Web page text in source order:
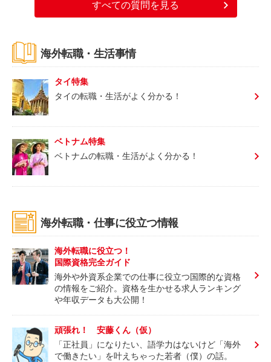
すべての質問を見る
海外転職・生活事情
タイ特集
タイの転職・生活がよく分かる！
ベトナム特集
ベトナムの転職・生活がよく分かる！
海外転職・仕事に役立つ情報
海外転職に役立つ！
国際資格完全ガイド
海外や外資系企業での仕事に役立つ国際的な資格
の情報をご紹介。資格を生かせる求人ランキング
や年収データも大公開！
頑張れ！ 安藤くん（仮）
「正社員」になりたい、語学力はないけど「海外
で働きたい」を叶えちゃった若者（僕）の話。